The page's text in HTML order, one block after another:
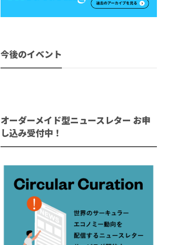
今後のイベント
オーダーメイド型ニュースレター お申
し込み受付中！